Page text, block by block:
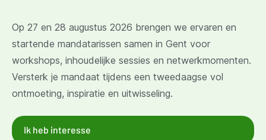
Op 27 en 28 augustus 2026 brengen we ervaren en
startende mandatarissen samen in Gent voor
workshops, inhoudelijke sessies en netwerkmomenten.
Versterk je mandaat tijdens een tweedaagse vol
ontmoeting, inspiratie en uitwisseling.
Ik heb interesse